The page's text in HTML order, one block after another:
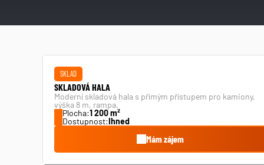
SKLAD
SKLADOVÁ HALA
Moderní skladová hala s přímým přístupem pro kamiony,
výška 8 m, rampa.
Plocha:1 200 m²
Dostupnost:Ihned
Mám zájem